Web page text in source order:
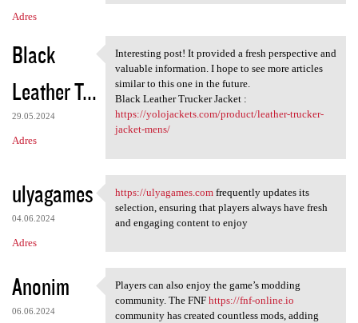
Adres
Black
Leather T...
29.05.2024
Adres
Interesting post! It provided
Interesting post! It provided a fresh perspective and
valuable information. I hope to see more articles
similar to this one in the future.
Black Leather Trucker Jacket :
https://yolojackets.com/product/leather-trucker-
jacket-mens/
ulyagames
04.06.2024
Adres
https://ulyagames.com
https://ulyagames.comfrequently updates its
selection, ensuring that players always have fresh
and engaging content to enjoy
Anonim
06.06.2024
Players can also enjoy the
Players can also enjoy the game’s modding
community. The FNF https://fnf-online.io
community has created countless mods, adding